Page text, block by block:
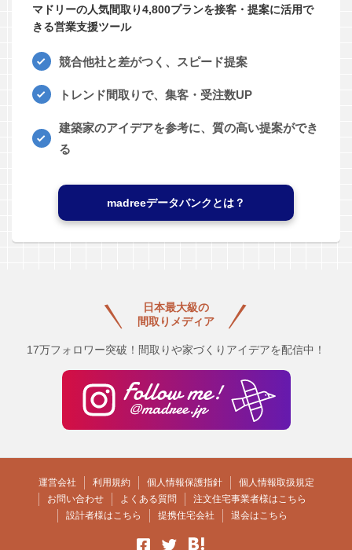
マドリーの人気間取り4,800プランを接客・提案に活用で
きる営業支援ツール
競合他社と差がつく、スピード提案
トレンド間取りで、集客・受注数UP
建築家のアイデアを参考に、質の高い提案ができ
る
madreeデータバンクとは？
日本最大級の
間取りメディア
17万フォロワー突破！間取りや家づくりアイデアを配信中！
運営会社 利用規約 個人情報保護指針
個人情報取扱規定
お問い合わせ
よくある質問
注文住宅事業者様はこちら
設計者様はこちら
提携住宅会社 退会はこちら